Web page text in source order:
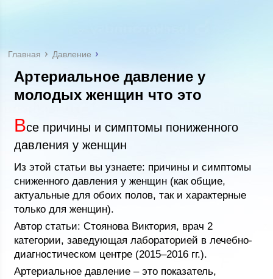
Главная Давление
Артериальное давление у
молодых женщин что это
Все причины и симптомы пониженного
давления у женщин
Из этой статьи вы узнаете: причины и симптомы
сниженного давления у женщин (как общие,
актуальные для обоих полов, так и характерные
только для женщин).
Автор статьи: Стоянова Виктория, врач 2
категории, заведующая лабораторией в лечебно-
диагностическом центре (2015–2016 гг.).
Артериальное давление – это показатель,